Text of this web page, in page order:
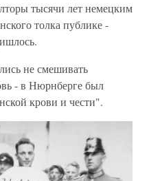
тысячи лет немецким
толка публике -
не смешивать
- в Нюрнберге был
крови и чести".